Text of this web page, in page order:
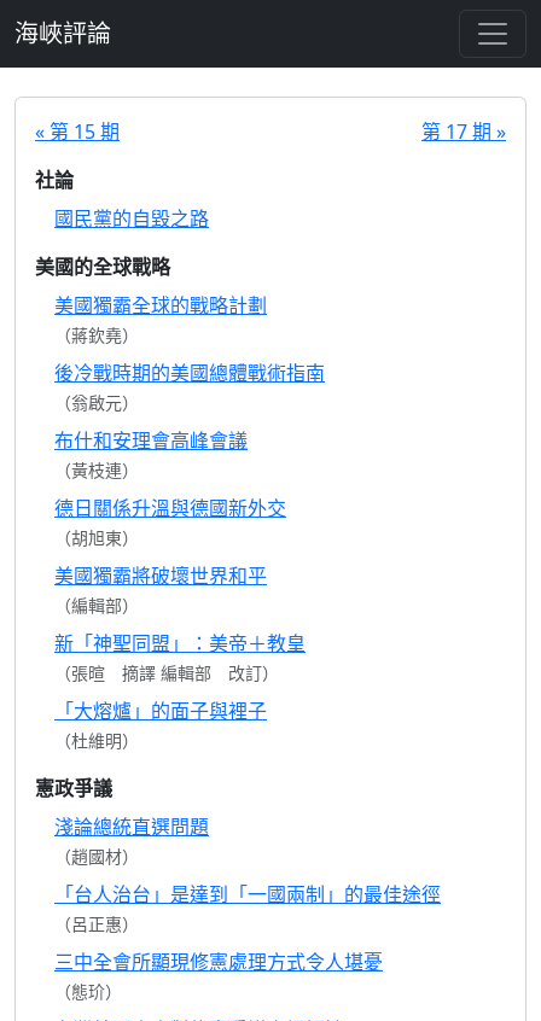
海峽評論
« 第 15 期
第 17 期 »
社論
國民黨的自毀之路
美國的全球戰略
美國獨霸全球的戰略計劃
（蔣欽堯）
後冷戰時期的美國總體戰術指南
（翁啟元）
布什和安理會高峰會議
（黃枝連）
德日關係升溫與德國新外交
（胡旭東）
美國獨霸將破壞世界和平
（編輯部）
新「神聖同盟」：美帝＋教皇
（張暄 摘譯 編輯部 改訂）
「大熔爐」的面子與裡子
（杜維明）
憲政爭議
淺論總統直選問題
（趙國材）
「台人治台」是達到「一國兩制」的最佳途徑
（呂正惠）
三中全會所顯現修憲處理方式令人堪憂
（態玠）